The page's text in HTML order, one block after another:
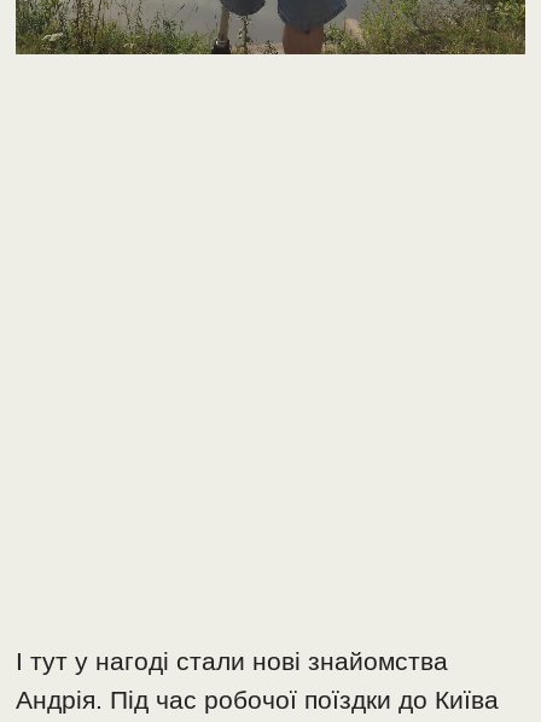
І тут у нагоді стали нові знайомства
Андрія. Під час робочої поїздки до Київа